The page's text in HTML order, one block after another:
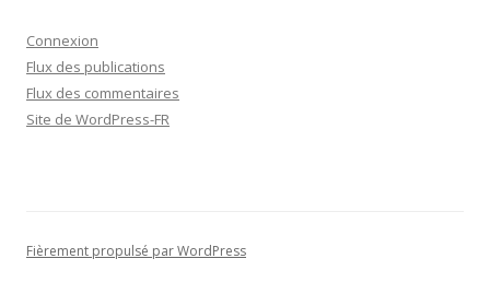
Connexion
Flux des publications
Flux des commentaires
Site de WordPress-FR
Fièrement propulsé par WordPress